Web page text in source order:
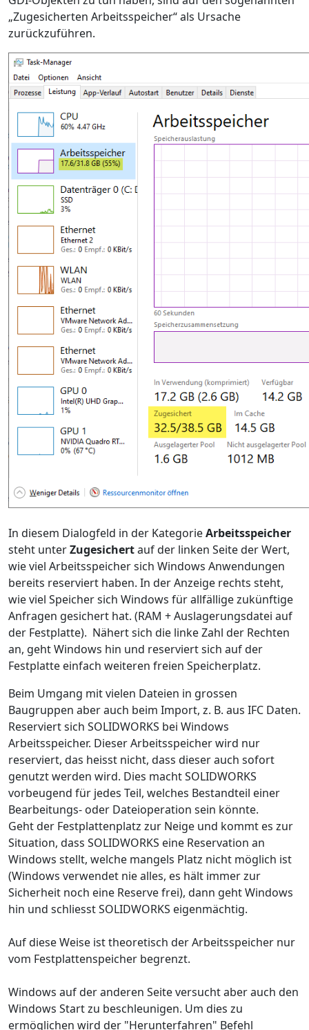
„Zugesicherten Arbeitsspeicher“ als Ursache
zurückzuführen.
In diesem Dialogfeld in der KategorieArbeitsspeicher
steht unterZugesichertauf der linken Seite der Wert,
wie viel Arbeitsspeicher sich Windows Anwendungen
bereits reserviert haben. In der Anzeige rechts steht,
wie viel Speicher sich Windows für allfällige zukünftige
Anfragen gesichert hat. (RAM + Auslagerungsdatei auf
der Festplatte). Nähert sich die linke Zahl der Rechten
an, geht Windows hin und reserviert sich auf der
Festplatte einfach weiteren freien Speicherplatz.
Beim Umgang mit vielen Dateien in grossen
Baugruppen aber auch beim Import, z. B. aus IFC Daten.
Reserviert sich SOLIDWORKS bei Windows
Arbeitsspeicher. Dieser Arbeitsspeicher wird nur
reserviert, das heisst nicht, dass dieser auch sofort
genutzt werden wird. Dies macht SOLIDWORKS
vorbeugend für jedes Teil, welches Bestandteil einer
Bearbeitungs- oder Dateioperation sein könnte.
Geht der Festplattenplatz zur Neige und kommt es zur
Situation, dass SOLIDWORKS eine Reservation an
Windows stellt, welche mangels Platz nicht möglich ist
(Windows verwendet nie alles, es hält immer zur
Sicherheit noch eine Reserve frei), dann geht Windows
hin und schliesst SOLIDWORKS eigenmächtig.
Auf diese Weise ist theoretisch der Arbeitsspeicher nur
vom Festplattenspeicher begrenzt.
Windows auf der anderen Seite versucht aber auch den
Windows Start zu beschleunigen. Um dies zu
ermöglichen wird der "Herunterfahren" Befehl